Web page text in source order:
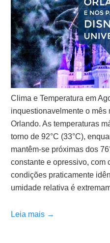
Clima e Temperatura em
inquestionavelmente o mês
Orlando. As temperaturas
torno de 92°C (33°C),
mantêm-se próximas dos
constante e opressivo, com
condições praticamente
umidade relativa é
Leia mais →